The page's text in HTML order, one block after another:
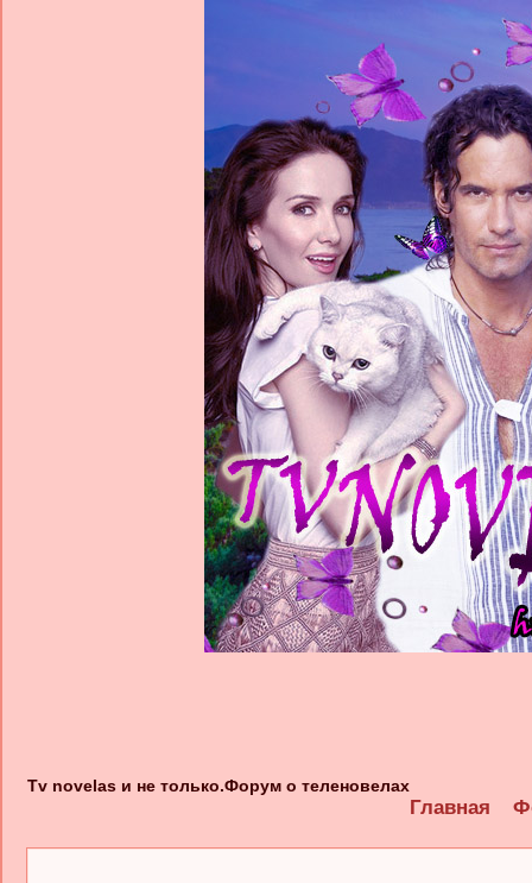
Tv novelas и не только.Форум о теленовелах
Главная